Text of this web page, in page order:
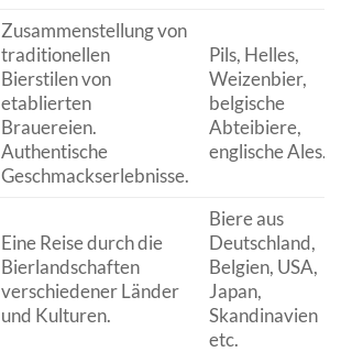
Zusammenstellung von
traditionellen
Bierstilen von
etablierten
Brauereien.
Authentische
Geschmackserlebnisse.
Pils, Helles,
Weizenbier,
belgische
Abteibiere,
englische Ales.
Eine Reise durch die
Bierlandschaften
verschiedener Länder
und Kulturen.
Biere aus
Deutschland,
Belgien, USA,
Japan,
Skandinavien
etc.